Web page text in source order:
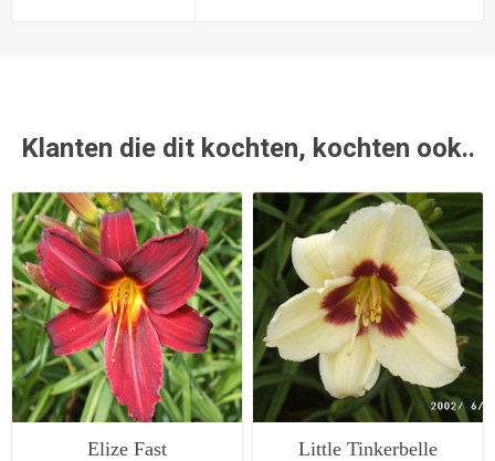
Klanten die dit kochten, kochten ook..
Elize Fast Little Tinkerbelle